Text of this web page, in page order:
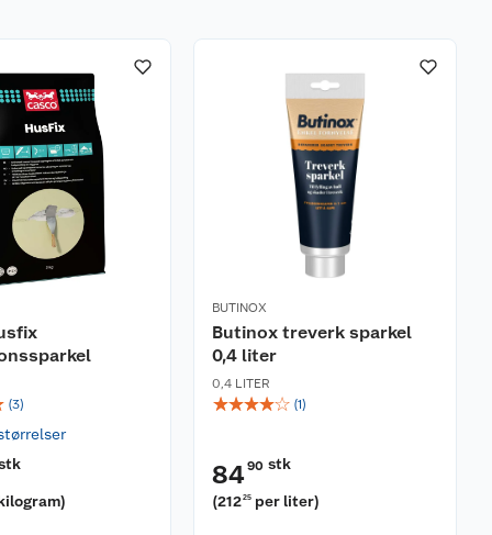
(3)
)
BUTINOX
Butinox treverk sparkel
0,4 liter
0,4 LITER
☆☆☆☆☆ (1)
8490 stk
(21225 per liter)